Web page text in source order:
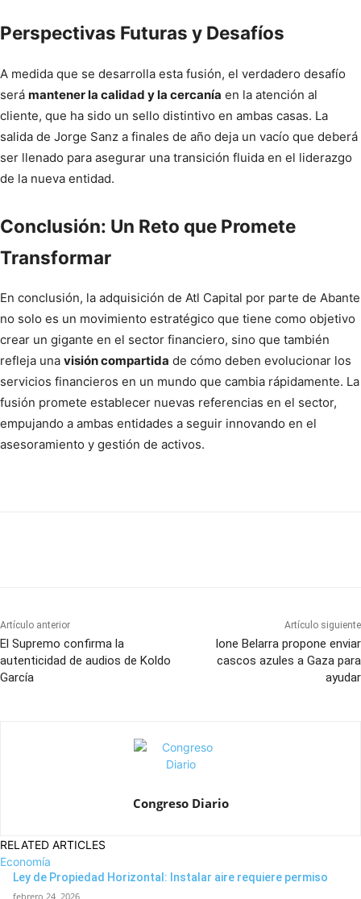
Perspectivas Futuras y Desafíos
A medida que se desarrolla esta fusión, el verdadero desafío
será mantener la calidad y la cercanía en la atención al
cliente, que ha sido un sello distintivo en ambas casas. La
salida de Jorge Sanz a finales de año deja un vacío que deberá
ser llenado para asegurar una transición fluida en el liderazgo
de la nueva entidad.
Conclusión: Un Reto que Promete
Transformar
En conclusión, la adquisición de Atl Capital por parte de Abante
no solo es un movimiento estratégico que tiene como objetivo
crear un gigante en el sector financiero, sino que también
refleja una visión compartida de cómo deben evolucionar los
servicios financieros en un mundo que cambia rápidamente. La
fusión promete establecer nuevas referencias en el sector,
empujando a ambas entidades a seguir innovando en el
asesoramiento y gestión de activos.
Artículo anterior
El Supremo confirma la
autenticidad de audios de Koldo
García
Artículo siguiente
Ione Belarra propone enviar
cascos azules a Gaza para
ayudar
Congreso Diario
RELATED ARTICLES
Economía
Ley de Propiedad Horizontal: Instalar aire requiere permiso
febrero 24, 2026